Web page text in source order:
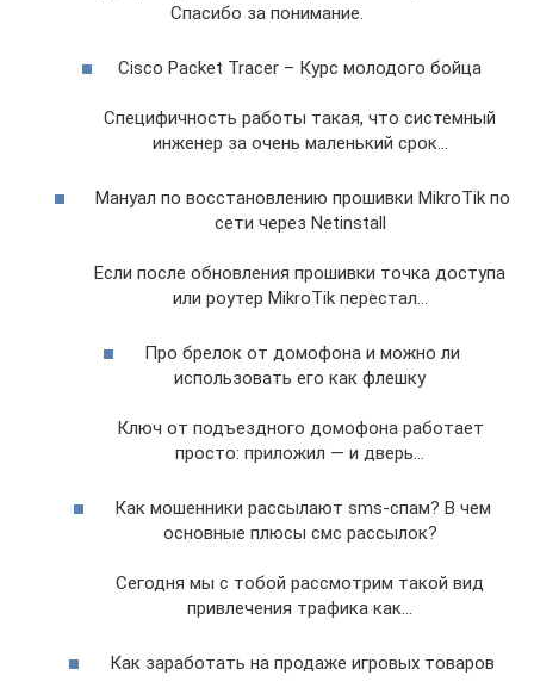
Спасибо за понимание.
Cisco Packet Tracer – Курс молодого бойца
Специфичность работы такая, что системный
инженер за очень маленький срок…
Мануал по восстановлению прошивки MikroTik по
сети через Netinstall
Если после обновления прошивки точка доступа
или роутер MikroTik перестал…
Про брелок от домофона и можно ли
использовать его как флешку
Ключ от подъездного домофона работает
просто: приложил — и дверь…
Как мошенники рассылают sms-спам? В чем
основные плюсы смс рассылок?
Сегодня мы с тобой рассмотрим такой вид
привлечения трафика как…
Как заработать на продаже игровых товаров